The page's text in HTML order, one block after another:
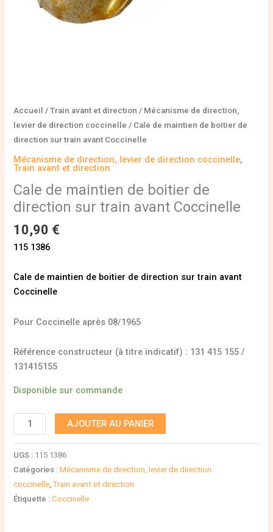
Accueil /Train avant et direction / Mécanisme de direction,
levier de direction coccinelle / Cale de maintien de boitier de
direction sur train avant Coccinelle
Mécanisme de direction, levier de direction coccinelle,
Train avant et direction
Cale de maintien de boitier de
direction sur train avant Coccinelle
10,90 €
115 1386
Cale de maintien de boitier de direction sur train avant
Coccinelle
Pour Coccinelle après 08/1965
Référence constructeur (à titre indicatif) : 131 415 155 /
131415155
Disponible sur commande
Coccinelle
AJOUTER AU PANIER
UGS : 115 1386
Catégories :Mécanisme de direction, levier de direction
coccinelle ,Train avant et direction
Étiquette :Coccinelle